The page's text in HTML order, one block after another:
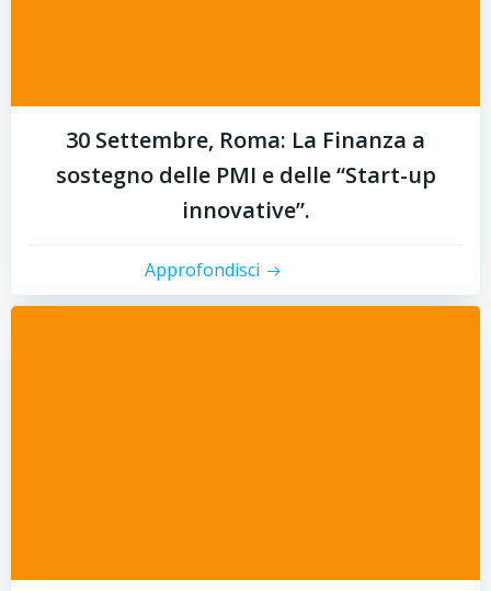
30 Settembre, Roma: La Finanza a
sostegno delle PMI e delle “Start-up
innovative”.
Approfondisci